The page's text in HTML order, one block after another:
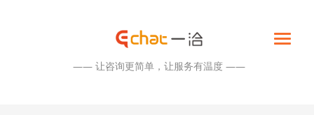
—— 让咨询更简单，让服务有温度 ——